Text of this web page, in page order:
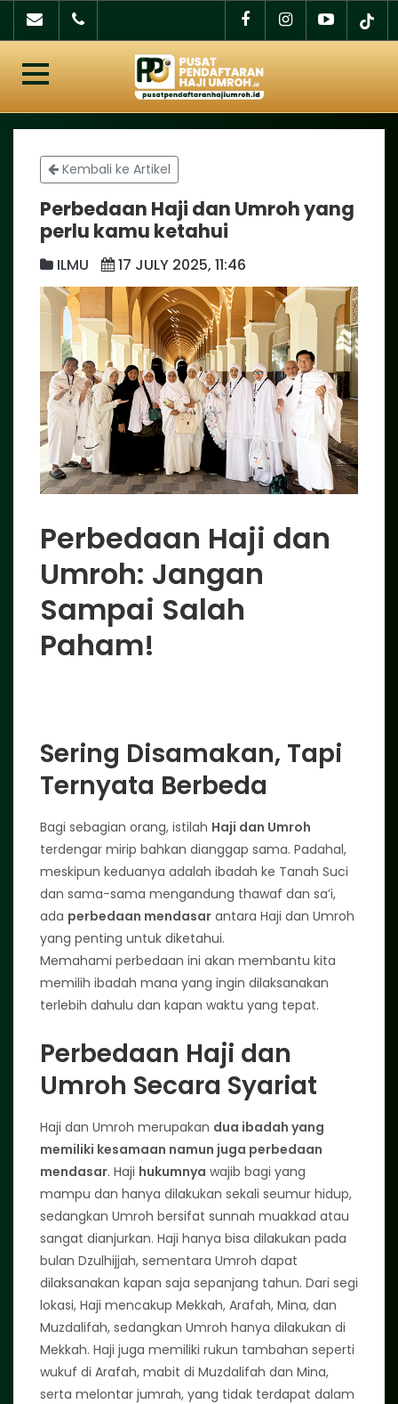
Kembali ke Artikel
Perbedaan Haji dan Umroh yang
perlu kamu ketahui
ILMU 17 JULY 2025, 11:46
Perbedaan Haji dan
Umroh: Jangan
Sampai Salah
Paham!
Sering Disamakan, Tapi
Ternyata Berbeda
Bagi sebagian orang, istilah Haji dan Umroh
terdengar mirip bahkan dianggap sama. Padahal,
meskipun keduanya adalah ibadah ke Tanah Suci
dan sama-sama mengandung thawaf dan sa’i,
ada perbedaan mendasar antara Haji dan Umroh
yang penting untuk diketahui.
Memahami perbedaan ini akan membantu kita
memilih ibadah mana yang ingin dilaksanakan
terlebih dahulu dan kapan waktu yang tepat.
Perbedaan Haji dan
Umroh Secara Syariat
Haji dan Umroh merupakan dua ibadah yang
memiliki kesamaan namun juga perbedaan
mendasar. Haji hukumnya wajib bagi yang
mampu dan hanya dilakukan sekali seumur hidup,
sedangkan Umroh bersifat sunnah muakkad atau
sangat dianjurkan. Haji hanya bisa dilakukan pada
bulan Dzulhijjah, sementara Umroh dapat
dilaksanakan kapan saja sepanjang tahun. Dari segi
lokasi, Haji mencakup Mekkah, Arafah, Mina, dan
Muzdalifah, sedangkan Umroh hanya dilakukan di
Mekkah. Haji juga memiliki rukun tambahan seperti
wukuf di Arafah, mabit di Muzdalifah dan Mina,
serta melontar jumrah, yang tidak terdapat dalam